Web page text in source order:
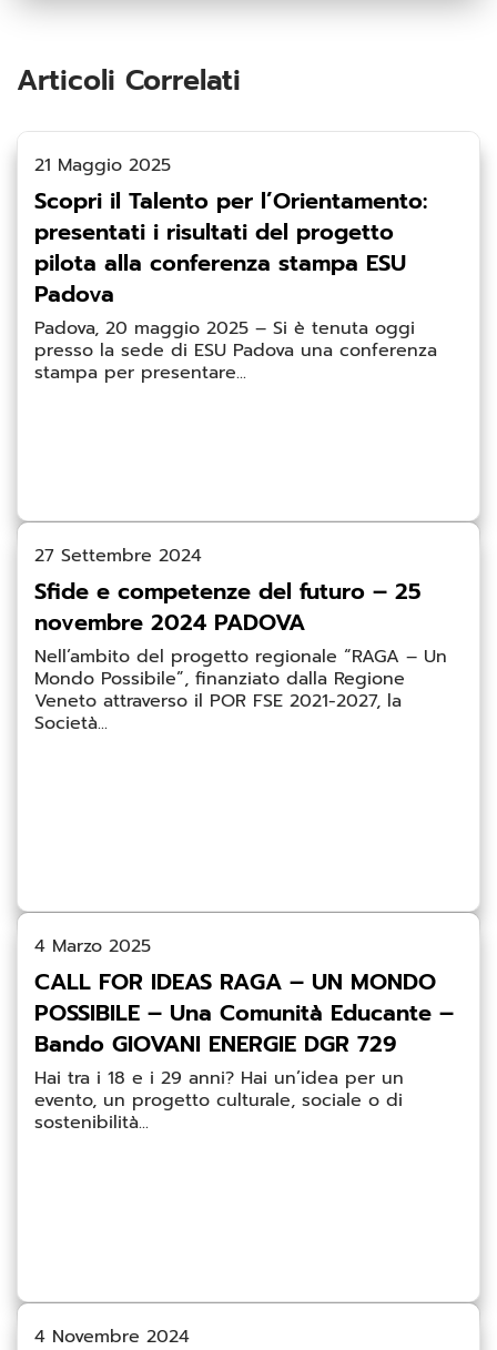
Articoli Correlati
21 Maggio 2025
Scopri il Talento per l’Orientamento:
presentati i risultati del progetto
pilota alla conferenza stampa ESU
Padova
Padova, 20 maggio 2025 – Si è tenuta oggi
presso la sede di ESU Padova una conferenza
stampa per presentare...
27 Settembre 2024
Sfide e competenze del futuro – 25
novembre 2024 PADOVA
Nell’ambito del progetto regionale “RAGA – Un
Mondo Possibile”, finanziato dalla Regione
Veneto attraverso il POR FSE 2021-2027, la
Società...
4 Marzo 2025
CALL FOR IDEAS RAGA – UN MONDO
POSSIBILE – Una Comunità Educante –
Bando GIOVANI ENERGIE DGR 729
Hai tra i 18 e i 29 anni? Hai un’idea per un
evento, un progetto culturale, sociale o di
sostenibilità...
4 Novembre 2024